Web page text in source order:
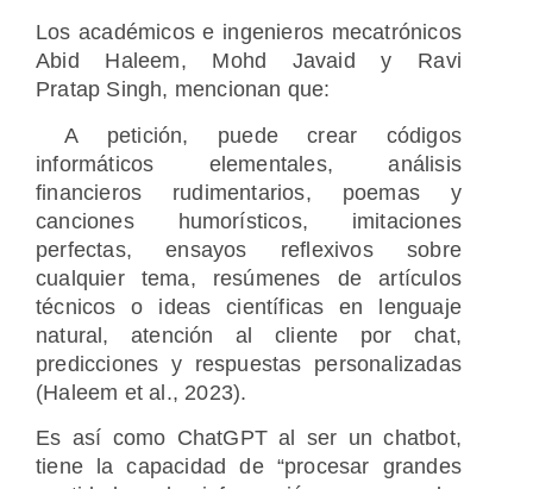
Los académicos e ingenieros mecatrónicos
Abid Haleem, Mohd Javaid y Ravi
Pratap Singh, mencionan que:
A petición, puede crear códigos
informáticos elementales, análisis
financieros rudimentarios, poemas y
canciones humorísticos, imitaciones
perfectas, ensayos reflexivos sobre
cualquier tema, resúmenes de artículos
técnicos o ideas científicas en lenguaje
natural, atención al cliente por chat,
predicciones y respuestas personalizadas
(Haleem et al., 2023).
Es así como ChatGPT al ser un chatbot,
tiene la capacidad de “procesar grandes